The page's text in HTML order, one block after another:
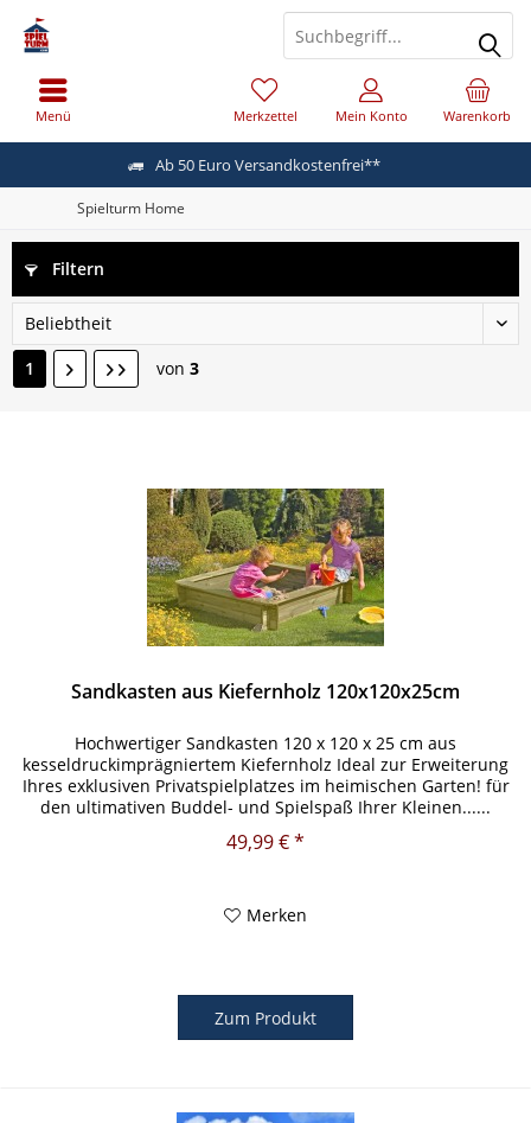
Ab 50 Euro Versandkostenfrei**
Menü Warenkorb
Merkzettel Mein Konto
Spielturm Home
Filtern
1 von 3
Sandkasten aus Kiefernholz 120x120x25cm
Hochwertiger Sandkasten 120 x 120 x 25 cm aus
kesseldruckimprägniertem Kiefernholz Ideal zur Erweiterung
Ihres exklusiven Privatspielplatzes im heimischen Garten! für
den ultimativen Buddel- und Spielspaß Ihrer Kleinen......
49,99 € *
Merken
Zum Produkt